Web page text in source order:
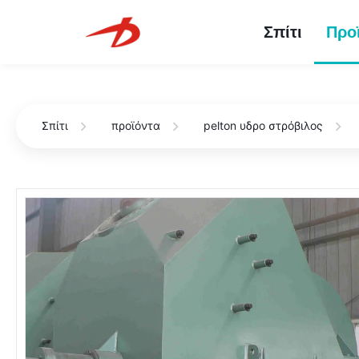
Σπίτι
Σπίτι προϊόντα pelton υδρο στρόβιλος